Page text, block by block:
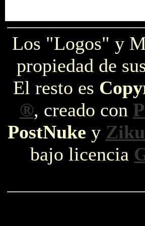
Los "Logos" y
propiedad de
El resto es
®, creado con
PostNuke y
bajo licencia